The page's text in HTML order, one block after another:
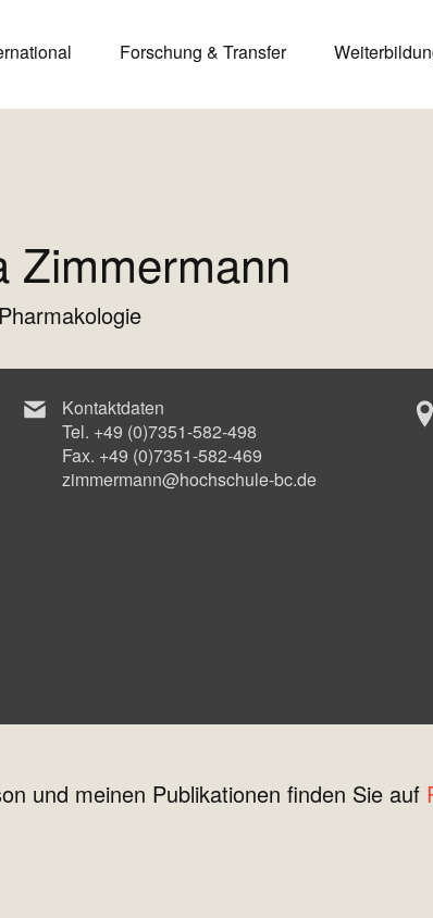
Forschung & Transfer
Zimmermann
Kontaktdaten
Tel. +49 (0)7351-582-498
Fax. +49 (0)7351-582-469
zimmermann@hochschule-bc.de
und meinen Publikationen finden Sie auf